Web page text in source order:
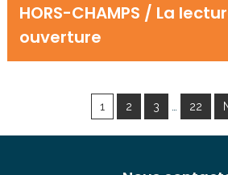
HORS-CHAMPS / La
ouverture
1 2 3 22